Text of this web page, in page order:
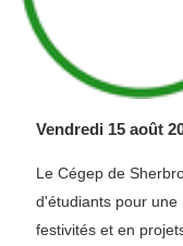
Vendredi 15 août
Le Cégep de
d'étudiants pour une
festivités et en